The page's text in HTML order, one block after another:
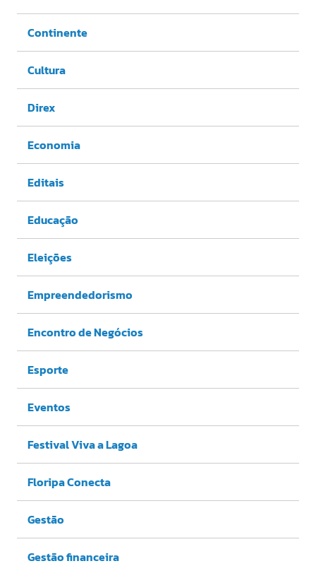
Continente
Cultura
Direx
Economia
Editais
Educação
Eleições
Empreendedorismo
Encontro de Negócios
Esporte
Eventos
Festival Viva a Lagoa
Floripa Conecta
Gestão
Gestão financeira